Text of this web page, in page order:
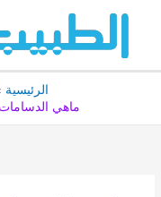
الرئيسية
ماهي